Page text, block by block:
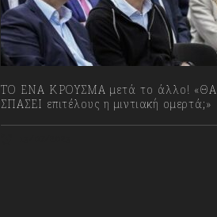
ΤΟ ΕΝΑ ΚΡΟΥΣΜΑ μετά το άλλο! «ΘΑ
ΣΠΑΣΕΙ επιτέλους η μιντιακή ομερτά;»